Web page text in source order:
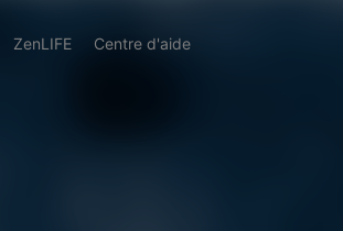
ZenLIFE Centre d'aide